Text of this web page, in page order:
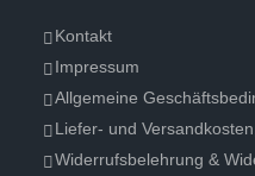
Kontakt
Impressum
Allgemeine
Liefer- und
Widerrufsbelehrung &